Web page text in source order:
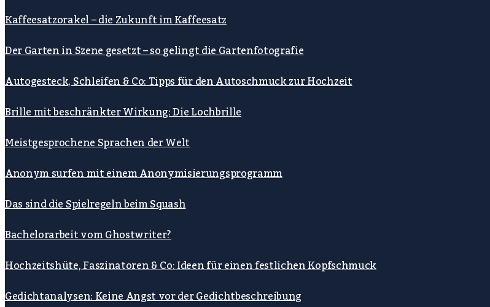
Kaffeesatzorakel – die Zukunft im Kaffeesatz
Der Garten in Szene gesetzt – so gelingt die Gartenfotografie
Autogesteck, Schleifen & Co: Tipps für den Autoschmuck zur Hochzeit
Brille mit beschränkter Wirkung: Die Lochbrille
Meistgesprochene Sprachen der Welt
Anonym surfen mit einem Anonymisierungsprogramm
Das sind die Spielregeln beim Squash
Bachelorarbeit vom Ghostwriter?
Hochzeitshüte, Faszinatoren & Co: Ideen für einen festlichen Kopfschmuck
Gedichtanalysen: Keine Angst vor der Gedichtbeschreibung